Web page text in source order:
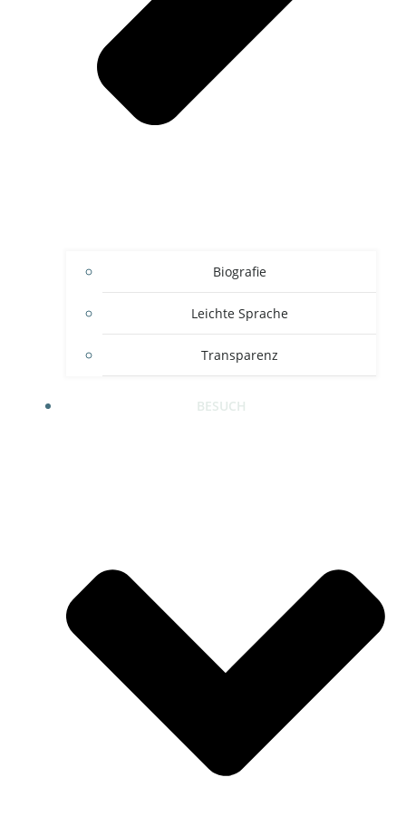
Biografie
Leichte Sprache
Transparenz
BESUCH